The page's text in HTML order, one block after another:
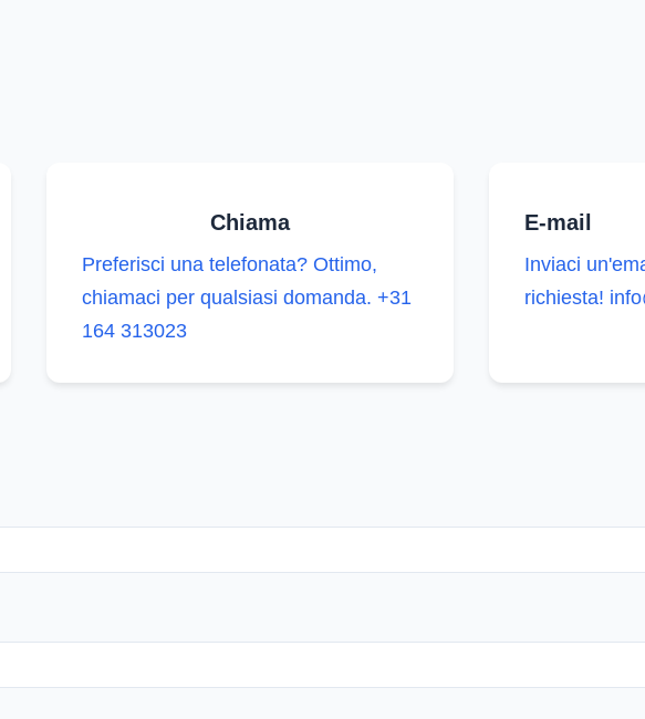
Chiama
Preferisci una telefonata? Ottimo,
chiamaci per qualsiasi domanda. +31
164 313023
E-mail
Inviaci
richiesta!